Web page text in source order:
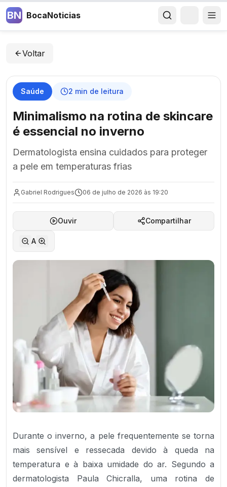
BN BocaNoticias
Voltar
Saúde 2 min de leitura
Minimalismo na rotina de skincare
é essencial no inverno
Dermatologista ensina cuidados para proteger
a pele em temperaturas frias
Gabriel Rodrigues 06 de julho de 2026 às 19:20
Ouvir Compartilhar
A
Durante o inverno, a pele frequentemente se torna
mais sensível e ressecada devido à queda na
temperatura e à baixa umidade do ar. Segundo a
dermatologista Paula Chicralla, uma rotina de